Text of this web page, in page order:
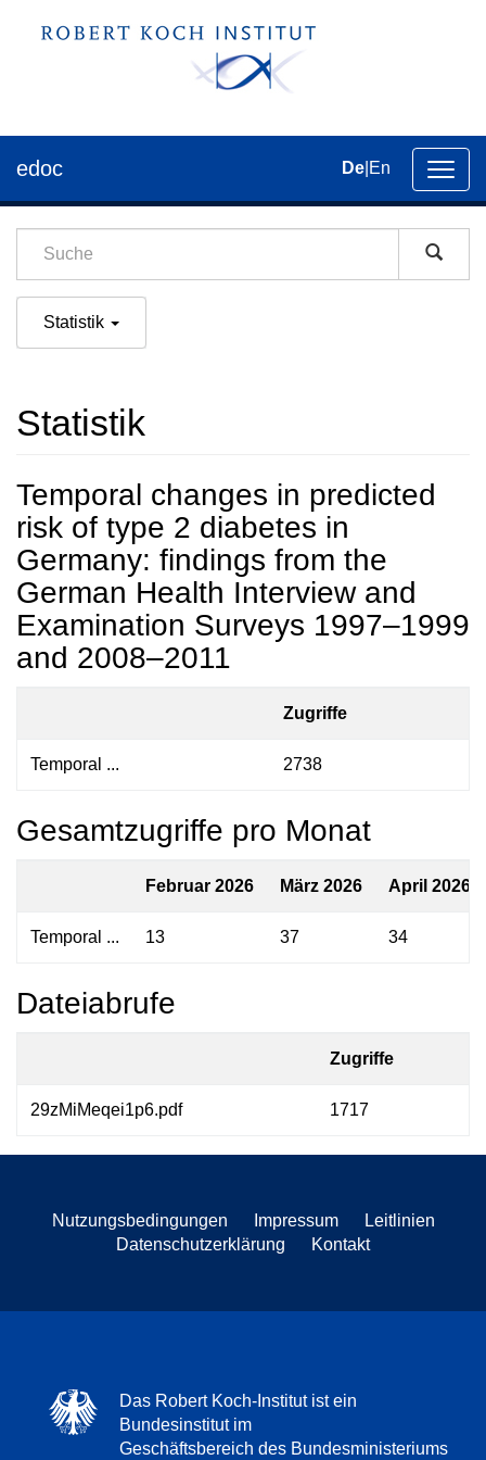
der
edoc De En
Statistik
Statistik
Temporal changes in predicted
risk of type 2 diabetes in
Germany: findings from the
German Health Interview and
Examination Surveys 1997–1999
and 2008–2011
Zugriffe
Temporal ... 2738
Gesamtzugriffe pro Monat
Februar 2026 März 2026 April 2026
Temporal ... 13 37 34
Dateiabrufe
Zugriffe
29zMiMeqei1p6.pdf 1717
Nutzungsbedingungen Impressum
Leitlinien
Datenschutzerklärung
Kontakt
Das Robert Koch-Institut ist ein
Bundesinstitut im
Geschäftsbereich des Bundesministeriums